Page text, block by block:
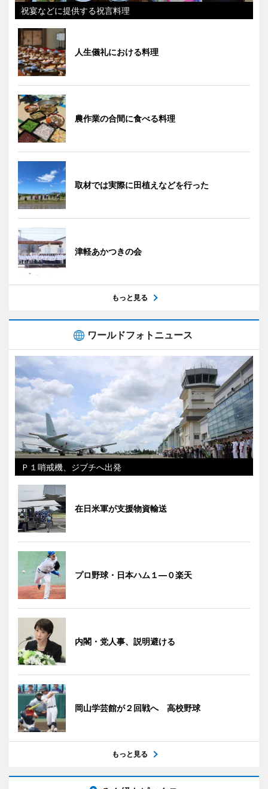
祝宴などに提供する祝言料理
人生儀礼における料理
農作業の合間に食べる料理
取材では実際に田植えなどを行った
津軽あかつきの会
もっと見る
ワールドフォトニュース
Ｐ１哨戒機、ジブチへ出発
在日米軍が支援物資輸送
プロ野球・日本ハム１―０楽天
内閣・党人事、説明避ける
岡山学芸館が２回戦へ 高校野球
もっと見る